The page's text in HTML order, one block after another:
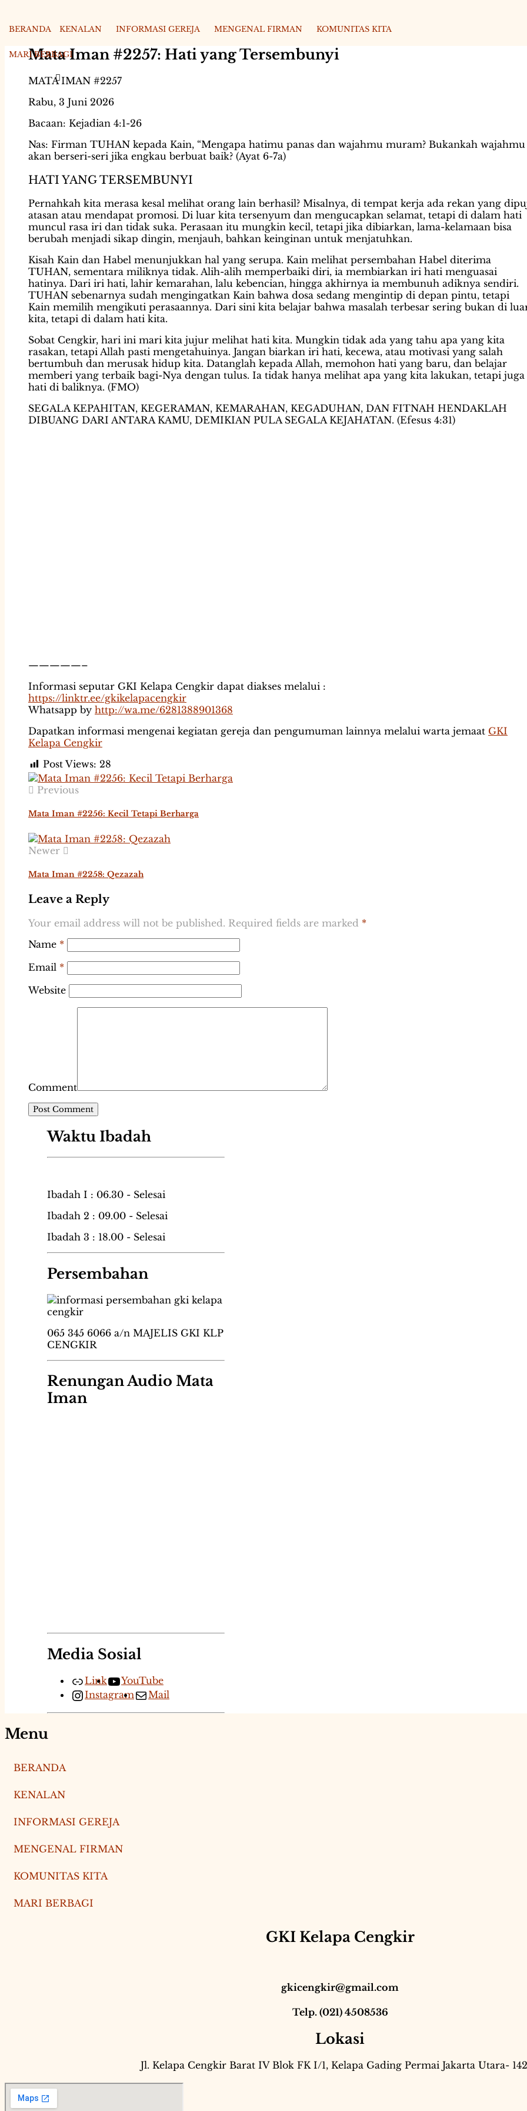
BERANDA KENALAN INFORMASI GEREJA MENGENAL FIRMAN KOMUNITAS KITA
MARI BERBAGI
Mata Iman #2257: Hati yang Tersembunyi
MATA IMAN #2257
Rabu, 3 Juni 2026
Bacaan: Kejadian 4:1-26
Nas: Firman TUHAN kepada Kain, “Mengapa hatimu panas dan wajahmu muram? Bukankah wajahmu
akan berseri-seri jika engkau berbuat baik? (Ayat 6-7a)
HATI YANG TERSEMBUNYI
Pernahkah kita merasa kesal melihat orang lain berhasil? Misalnya, di tempat kerja ada rekan yang
atasan atau mendapat promosi. Di luar kita tersenyum dan mengucapkan selamat, tetapi di dalam hati
muncul rasa iri dan tidak suka. Perasaan itu mungkin kecil, tetapi jika dibiarkan, lama-kelamaan bisa
berubah menjadi sikap dingin, menjauh, bahkan keinginan untuk menjatuhkan.
Kisah Kain dan Habel menunjukkan hal yang serupa. Kain melihat persembahan Habel diterima
TUHAN, sementara miliknya tidak. Alih-alih memperbaiki diri, ia membiarkan iri hati menguasai
hatinya. Dari iri hati, lahir kemarahan, lalu kebencian, hingga akhirnya ia membunuh adiknya sendiri.
TUHAN sebenarnya sudah mengingatkan Kain bahwa dosa sedang mengintip di depan pintu, tetapi
Kain memilih mengikuti perasaannya. Dari sini kita belajar bahwa masalah terbesar sering bukan di
kita, tetapi di dalam hati kita.
Sobat Cengkir, hari ini mari kita jujur melihat hati kita. Mungkin tidak ada yang tahu apa yang kita
rasakan, tetapi Allah pasti mengetahuinya. Jangan biarkan iri hati, kecewa, atau motivasi yang salah
bertumbuh dan merusak hidup kita. Datanglah kepada Allah, memohon hati yang baru, dan belajar
memberi yang terbaik bagi-Nya dengan tulus. Ia tidak hanya melihat apa yang kita lakukan, tetapi juga
hati di baliknya. (FMO)
SEGALA KEPAHITAN, KEGERAMAN, KEMARAHAN, KEGADUHAN, DAN FITNAH HENDAKLAH
DIBUANG DARI ANTARA KAMU, DEMIKIAN PULA SEGALA KEJAHATAN. (Efesus 4:31)
—————–
Informasi seputar GKI Kelapa Cengkir dapat diakses melalui :
https://linktr.ee/gkikelapacengkir
Whatsapp by http://wa.me/6281388901368
Dapatkan informasi mengenai kegiatan gereja dan pengumuman lainnya melalui warta jemaat GKI
Kelapa Cengkir
Post Views: 28
Previous
Mata Iman #2256: Kecil Tetapi Berharga
Newer
Mata Iman #2258: Qezazah
Leave a Reply
Your email address will not be published. Required fields are marked *
Name *
Email *
Website
Comment
Waktu Ibadah
Ibadah I : 06.30 - Selesai
Ibadah 2 : 09.00 - Selesai
Ibadah 3 : 18.00 - Selesai
Persembahan
065 345 6066 a/n MAJELIS GKI KLP
CENGKIR
Renungan Audio Mata
Iman
Media Sosial
Link
YouTube
Instagram
Mail
Menu
BERANDA
KENALAN
INFORMASI GEREJA
MENGENAL FIRMAN
KOMUNITAS KITA
MARI BERBAGI
GKI Kelapa Cengkir
gkicengkir@gmail.com
Telp. (021) 4508536
Lokasi
Jl. Kelapa Cengkir Barat IV Blok FK I/1, Kelapa Gading Permai Jakarta Utara-